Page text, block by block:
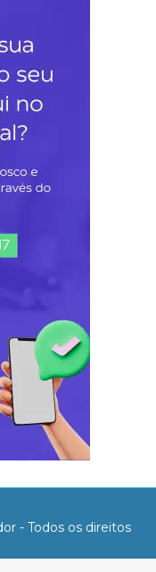
- Todos os direitos